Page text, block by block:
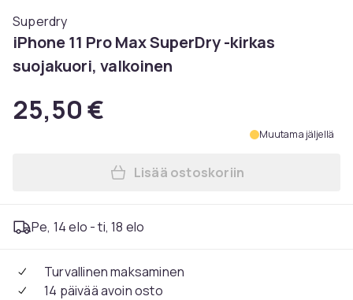
Superdry
iPhone 11 Pro Max SuperDry -kirkas
suojakuori, valkoinen
25,50 €
Muutama jäljellä
Lisää iPhone 11 Pro Max
Lisää ostoskoriin
Pe, 14 elo - ti, 18 elo
Turvallinen maksaminen
14 päivää avoin osto